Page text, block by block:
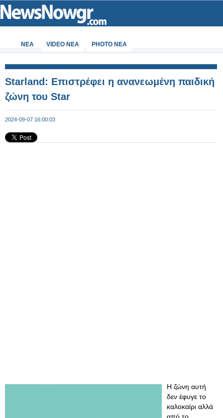
ΝΕΑ VIDEO NEA PHOTO NEA
Starland: Επιστρέφει η ανανεωμένη παιδική
ζώνη του Star
2024-09-07 16:00:03
Η ζώνη αυτή
δεν έφυγε το
καλοκαίρι αλλά